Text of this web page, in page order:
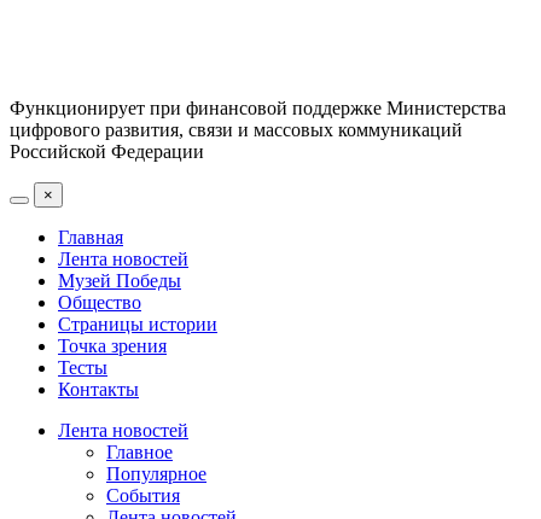
Функционирует при финансовой поддержке Министерства
цифрового развития, связи и массовых коммуникаций
Российской Федерации
×
Главная
Лента новостей
Музей Победы
Общество
Страницы истории
Точка зрения
Тесты
Контакты
Лента новостей
Главное
Популярное
События